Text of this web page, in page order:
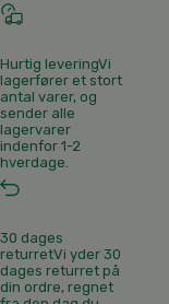
Hurtig leveringVi
lagerfører et stort
antal varer, og
sender alle
lagervarer
indenfor 1-2
hverdage.
30 dages
returretVi yder 30
dages returret på
din ordre, regnet